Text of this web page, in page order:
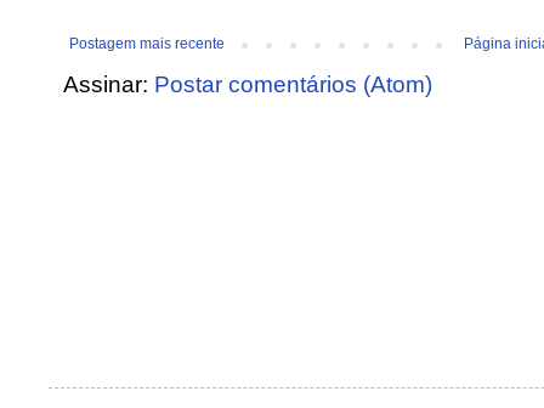
Postagem mais recente Página
Assinar: Postar comentários (Atom)